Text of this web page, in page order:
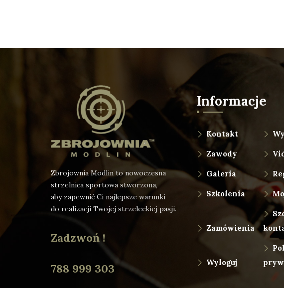
Zbrojownia Modlin to nowoczesna
strzelnica sportowa stworzona,
aby zapewnić Ci najlepsze warunki
do realizacji Twojej strzeleckiej pasji.
Zadzwoń !
788 999 303
Informacje
Kontakt
Zawody
Galeria
Szkolenia
Zamówienia
Wyloguj